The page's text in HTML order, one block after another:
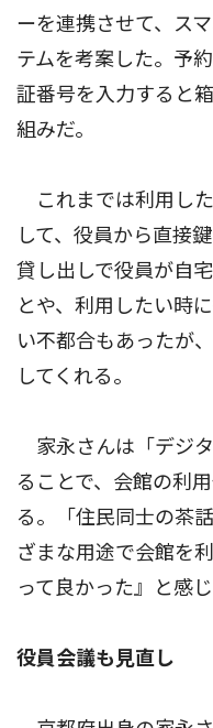
ーを連携させて、ス
テムを考案した。予
証番号を入力すると
組みだ。
これまでは利用し
して、役員から直接
貸し出しで役員が自
とや、利用したい時
い不都合もあったが
してくれる。
家永さんは「デジ
ることで、会館の利
る。「住民同士の茶
ざまな用途で会館を
って良かった』と感
役員会議も見直し